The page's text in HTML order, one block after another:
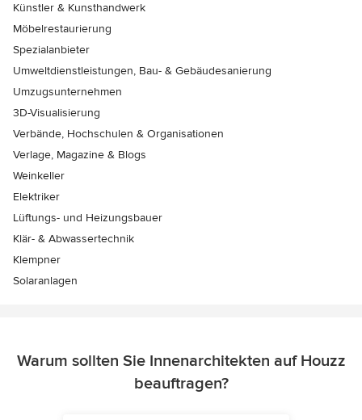
Künstler & Kunsthandwerk
Möbelrestaurierung
Spezialanbieter
Umweltdienstleistungen, Bau- & Gebäudesanierung
Umzugsunternehmen
3D-Visualisierung
Verbände, Hochschulen & Organisationen
Verlage, Magazine & Blogs
Weinkeller
Elektriker
Lüftungs- und Heizungsbauer
Klär- & Abwassertechnik
Klempner
Solaranlagen
Warum sollten Sie Innenarchitekten auf Houzz
beauftragen?